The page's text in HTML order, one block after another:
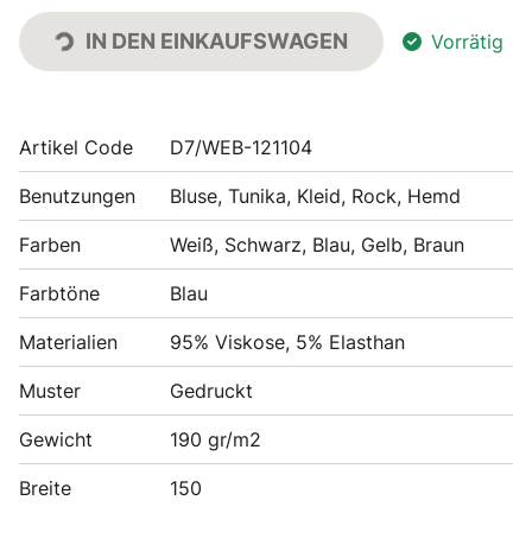
IN DEN EINKAUFSWAGEN Vorrätig
Artikel Code D7/WEB-121104
Benutzungen Bluse, Tunika, Kleid, Rock, Hemd
Farben Weiß, Schwarz, Blau, Gelb, Braun
Farbtöne Blau
Materialien 95% Viskose, 5% Elasthan
Muster Gedruckt
Gewicht 190 gr/m2
Breite 150